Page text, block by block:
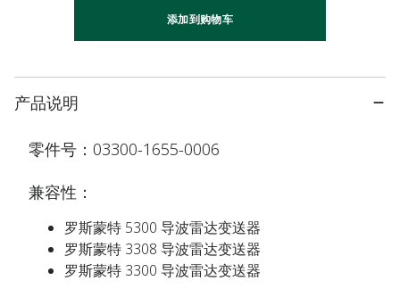
添加到购物车
产品说明
零件号：03300-1655-0006
兼容性：
罗斯蒙特 5300 导波雷达变送器
罗斯蒙特 3308 导波雷达变送器
罗斯蒙特 3300 导波雷达变送器